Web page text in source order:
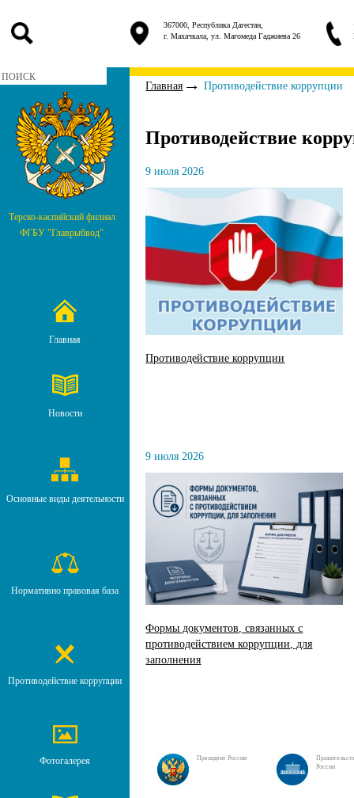
367000, Республика Дагестан,
г. Махачкала, ул. Магомеда Гаджиева 26
Терско-каспийский филиал
ФГБУ "Главрыбвод"
Главная
Новости
Основные виды деятельности
Нормативно правовая база
Противодействие коррупции
Фотогалерея
Главная Противодействие коррупции
Противодействие
9 июля 2026
Противодействие коррупции
9 июля 2026
Формы документов, связанных с
противодействием коррупции, для
заполнения
Президент России
России